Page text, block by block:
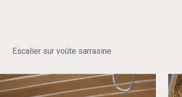
Escalier sur voûte sarrasine